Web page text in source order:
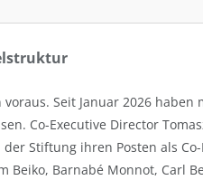
Seit Januar 2026 haben
Co-Executive Director
Stiftung ihren Posten als
Beiko, Barnabé Monnot, Carl